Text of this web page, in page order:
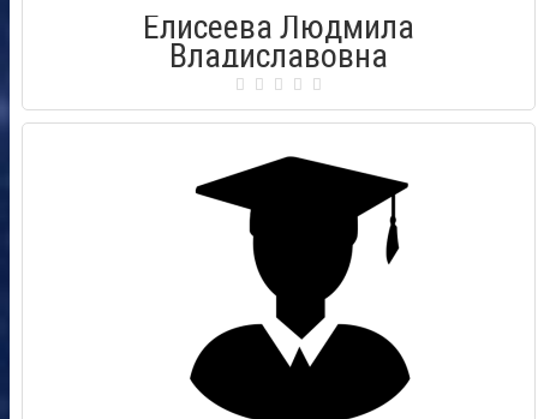
Елисеева Людмила
Владиславовна
Сертификат: 00938273
Дата выдачи: 21.02.2019